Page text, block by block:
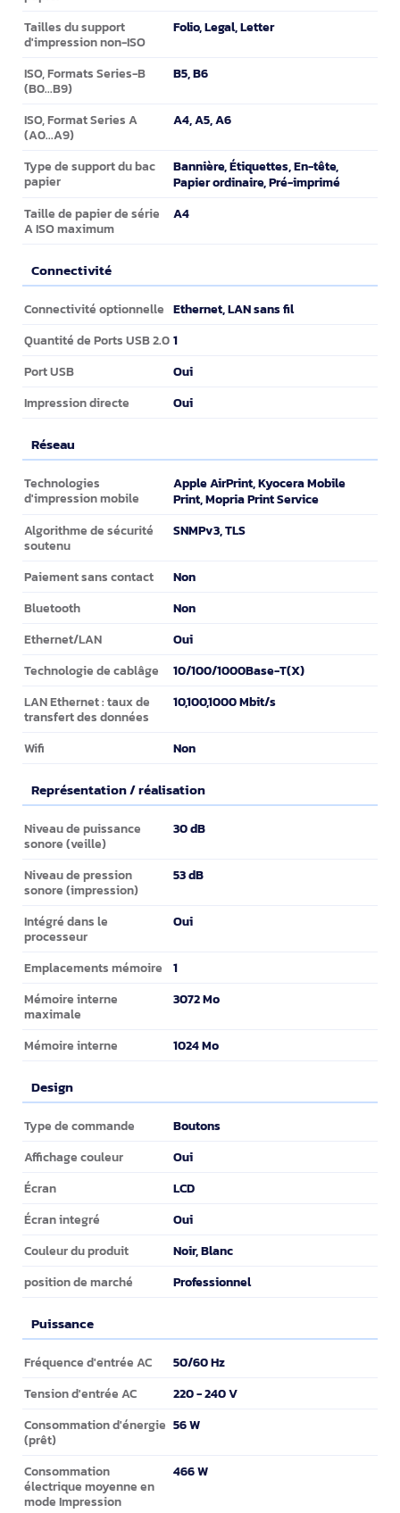
Tailles du support
d'impression non-ISO
Folio, Legal, Letter
ISO, Formats Series-B
(B0...B9)
B5, B6
ISO, Format Series A
(A0...A9)
A4, A5, A6
Type de support du bac
papier
Bannière, Étiquettes, En-tête,
Papier ordinaire, Pré-imprimé
Taille de papier de série
A ISO maximum
A4
Connectivité
Connectivité
Connectivité optionnelle Ethernet, LAN sans fil
Quantité de Ports USB 2.0 1
Port USB Oui
Impression directe Oui
Réseau
Réseau
Technologies
d'impression mobile
Apple AirPrint, Kyocera Mobile
Print, Mopria Print Service
Algorithme de sécurité
soutenu
SNMPv3, TLS
Paiement sans contact Non
Bluetooth Non
Ethernet/LAN Oui
Technologie de cablâge 10/100/1000Base-T(X)
LAN Ethernet : taux de
transfert des données
10,100,1000 Mbit/s
Wifi Non
Représentation / réalisation
Représentation / réalisation
Niveau de puissance
sonore (veille)
30 dB
Niveau de pression
sonore (impression)
53 dB
Intégré dans le
processeur
Oui
Emplacements mémoire 1
Mémoire interne
maximale
3072 Mo
Mémoire interne 1024 Mo
Design
Design
Type de commande Boutons
Affichage couleur Oui
Écran LCD
Écran integré Oui
Couleur du produit Noir, Blanc
position de marché Professionnel
Puissance
Puissance
Fréquence d'entrée AC 50/60 Hz
Tension d'entrée AC 220 - 240 V
Consommation d'énergie
(prêt)
56 W
Consommation
électrique moyenne en
mode Impression
466 W